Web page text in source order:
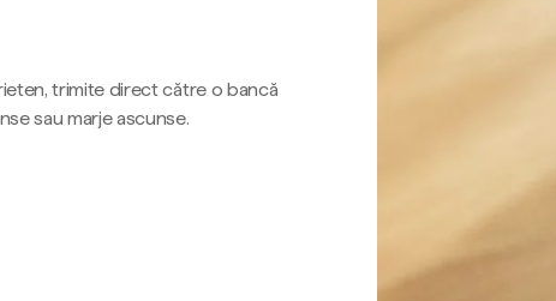
trimite direct către o bancă
sau marje ascunse.